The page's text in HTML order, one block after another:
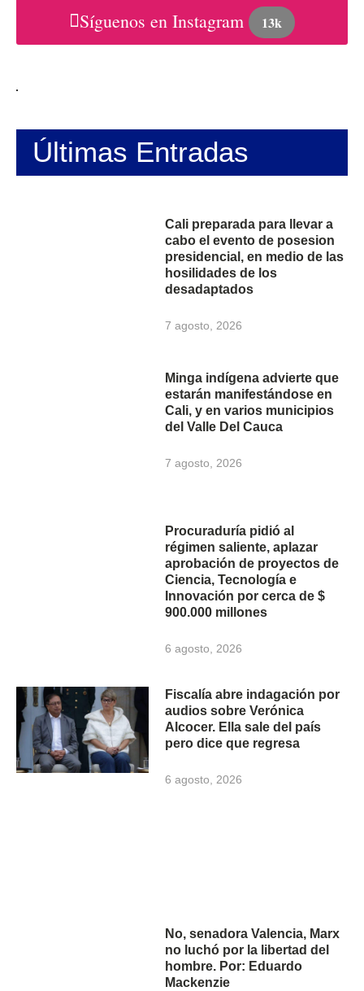
Síguenos en Instagram 13k
Últimas Entradas
Cali preparada para llevar a
cabo el evento de posesion
presidencial, en medio de las
hosilidades de los
desadaptados
7 agosto, 2026
Minga indígena advierte que
estarán manifestándose en
Cali, y en varios municipios
del Valle Del Cauca
7 agosto, 2026
Procuraduría pidió al
régimen saliente, aplazar
aprobación de proyectos de
Ciencia, Tecnología e
Innovación por cerca de $
900.000 millones
6 agosto, 2026
Fiscalía abre indagación por
audios sobre Verónica
Alcocer. Ella sale del país
pero dice que regresa
6 agosto, 2026
No, senadora Valencia, Marx
no luchó por la libertad del
hombre. Por: Eduardo
Mackenzie